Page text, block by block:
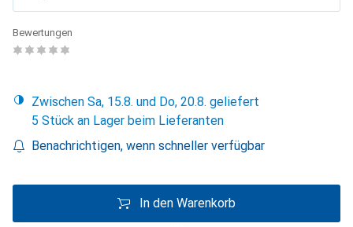
Bewertungen
Zwischen Sa, 15.8. und Do, 20.8. geliefert
5 Stück an Lager beim Lieferanten
Benachrichtigen, wenn schneller verfügbar
In den Warenkorb